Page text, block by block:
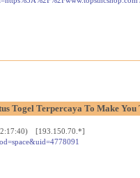
Togel Terpercaya To Make
[193.150.70.*]